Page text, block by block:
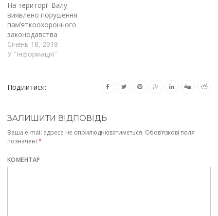
На території Валу
виявлено порушення
пам’яткоохоронного
законодавства
Січень 18, 2018
У "Інформація"
Поділитися:
ЗАЛИШИТИ ВІДПОВІДЬ
Ваша e-mail адреса не оприлюднюватиметься. Обов’язкові поля
позначені *
КОМЕНТАР